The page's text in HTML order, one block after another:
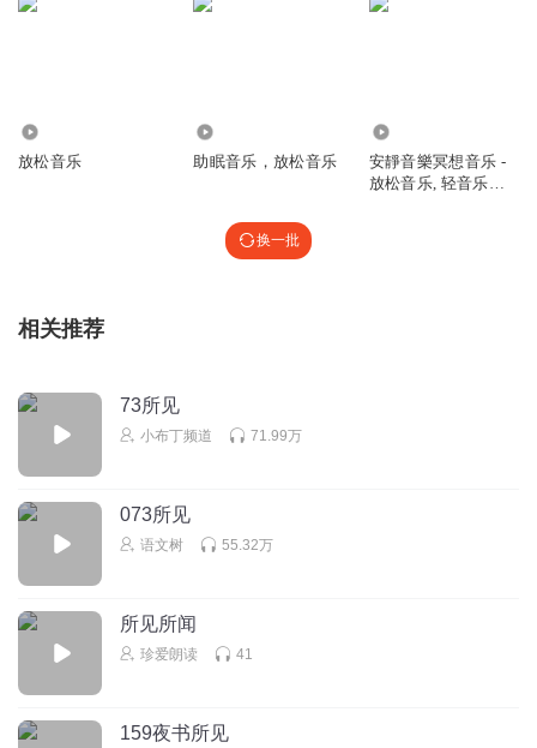
放松音乐 助眠音乐，放松音乐
安靜音樂冥想音乐 -
放松音乐, 轻音乐放
换一批
相关推荐
73所见
小布丁频道 71.99万
073所见
语文树 55.32万
所见所闻
珍爱朗读 41
159夜书所见